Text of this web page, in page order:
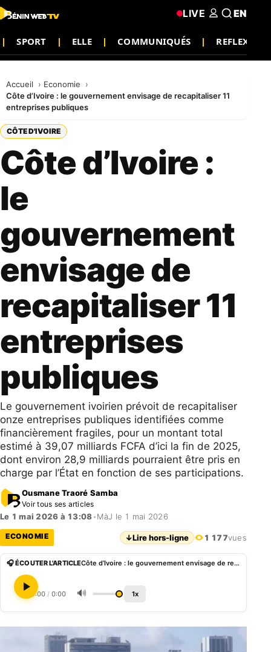
SPORT ELLE COMMUNIQUÉS REFLEXION
LIVE EN
Accueil
Economie
Côte d’Ivoire : le gouvernement envisage de recapitaliser 11
entreprises publiques
CÔTE D'IVOIRE
Côte d’Ivoire :
le
gouvernement
envisage de
recapitaliser 11
entreprises
publiques
Le gouvernement ivoirien prévoit de recapitaliser
onze entreprises publiques identifiées comme
financièrement fragiles, pour un montant total
estimé à 39,07 milliards FCFA d’ici la fin de 2025,
dont environ 28,9 milliards pourraient être pris en
charge par l’État en fonction de ses participations.
Ousmane Traoré Samba
Voir tous ses articles
Le 1 mai 2026 à 13:08•MàJ le 1 mai 2026
ECONOMIE ↓Lire hors-ligne 1 177vues
🎧 ÉCOUTER L'ARTICLE Côte d’Ivoire : le gouvernement envisage de recapitaliser 11 entreprises publiques
0:00 / 0:00 🔊 1x